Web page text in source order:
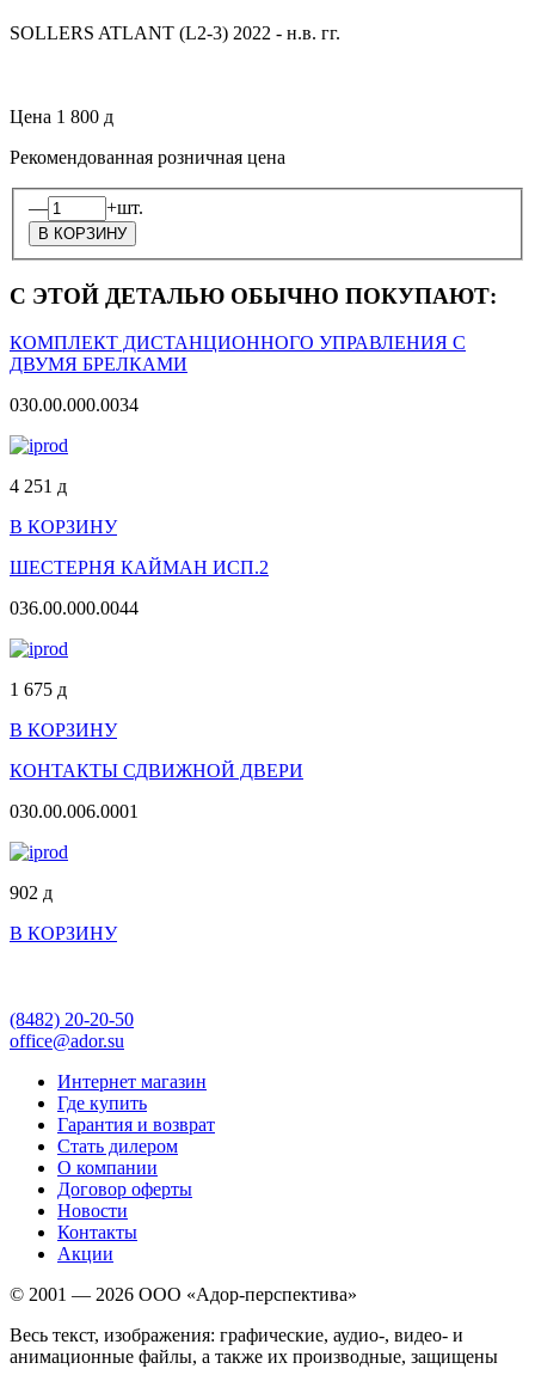
SOLLERS ATLANT (L2-3) 2022 - н.в. гг.
Цена 1 800 д
Рекомендованная розничная цена
— +шт.
С ЭТОЙ ДЕТАЛЬЮ ОБЫЧНО ПОКУПАЮТ:
КОМПЛЕКТ ДИСТАНЦИОННОГО УПРАВЛЕНИЯ С
ДВУМЯ БРЕЛКАМИ
030.00.000.0034
4 251 д
В КОРЗИНУ
ШЕСТЕРНЯ КАЙМАН ИСП.2
036.00.000.0044
1 675 д
В КОРЗИНУ
КОНТАКТЫ СДВИЖНОЙ ДВЕРИ
030.00.006.0001
902 д
В КОРЗИНУ
(8482) 20-20-50
office@ador.su
Интернет магазин
Где купить
Гарантия и возврат
Стать дилером
О компании
Договор оферты
Новости
Контакты
Акции
© 2001 — 2026 ООО «Адор-перспектива»
Весь текст, изображения: графические, аудио-, видео- и
анимационные файлы, а также их производные, защищены